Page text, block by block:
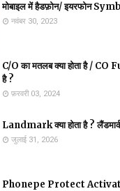
मोबाइल में हैडफ़ोन/ इयरफोन
नवंबर 30, 2023
C/O का मतलब क्या होता है / CO
है ?
फ़रवरी 03, 2024
Landmark क्या होता है ?
जुलाई 31, 2026
Phonepe Protect